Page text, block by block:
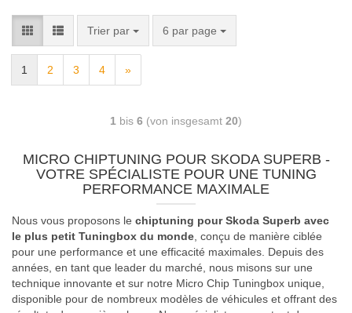
Trier par 6 par page
1 2 3 4 »
1 bis 6 (von insgesamt 20)
MICRO CHIPTUNING POUR SKODA SUPERB -
VOTRE SPÉCIALISTE POUR UNE TUNING
PERFORMANCE MAXIMALE
Nous vous proposons le chiptuning pour Skoda Superb avec
le plus petit Tuningbox du monde , conçu de manière ciblée
pour une performance et une efficacité maximales. Depuis des
années, en tant que leader du marché, nous misons sur une
technique innovante et sur notre Micro Chip Tuningbox unique,
disponible pour de nombreux modèles de véhicules et offrant des